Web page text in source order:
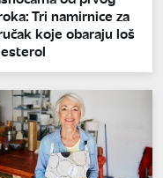
Tri namirnice za
koje obaraju loš